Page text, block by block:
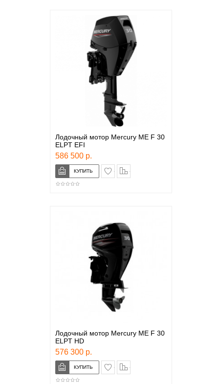
Лодочный мотор Mercury ME F 30
ELPT EFI
586 500 р.
в закладки
Лодочный мотор Mercury ME F 30
ELPT HD
576 300 р.
в закладки